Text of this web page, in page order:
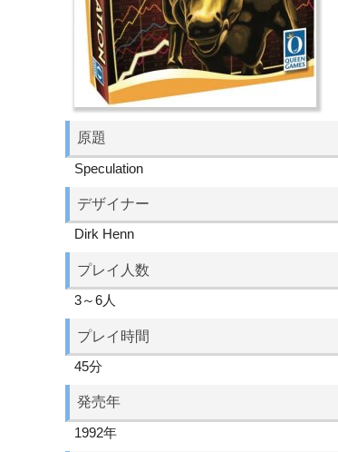
原題
Speculation
デザイナー
Dirk Henn
プレイ人数
3～6人
プレイ時間
45分
発売年
1992年